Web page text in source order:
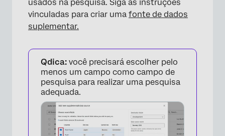
usados na pesquisa. Siga as instruções
vinculadas para criar uma fonte de dados
suplementar.
Qdica: você precisará escolher pelo
menos um campo como campo de
pesquisa para realizar uma pesquisa
adequada.